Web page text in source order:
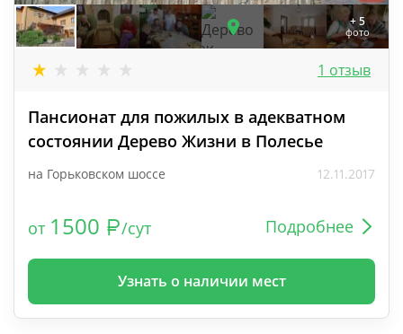
+ 5
фото
1 отзыв
Пансионат для пожилых в адекватном
состоянии Дерево Жизни в Полесье
на Горьковском шоссе 12.11.2017
от 1500 /сут Подробнее
Узнать о наличии мест